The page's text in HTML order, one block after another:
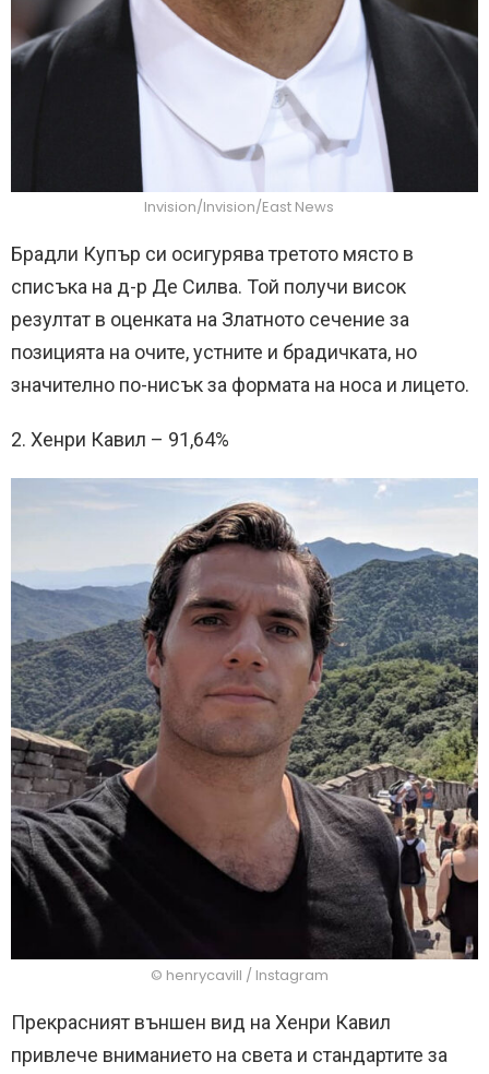
Invision/Invision/East News
Брадли Купър си осигурява третото място в
списъка на д-р Де Силва. Той получи висок
резултат в оценката на Златното сечение за
позицията на очите, устните и брадичката, но
значително по-нисък за формата на носа и лицето.
2. Хенри Кавил – 91,64%
© henrycavill / Instagram
Прекрасният външен вид на Хенри Кавил
привлече вниманието на света и стандартите за